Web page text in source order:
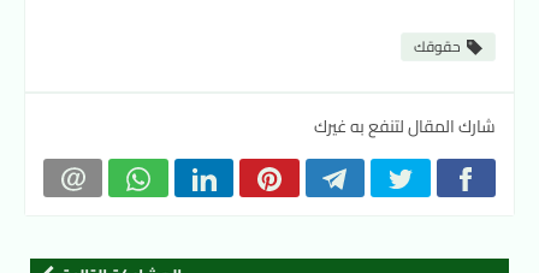
حقوقك
شارك المقال لتنفع به غيرك